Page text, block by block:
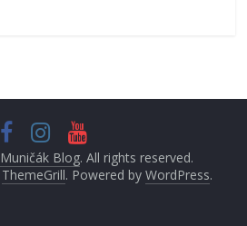
Muničák Blog. All rights reserved.
ThemeGrill. Powered by WordPress.